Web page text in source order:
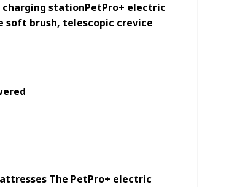
stationPetPro+ electric
brush, telescopic crevice
The PetPro+ electric